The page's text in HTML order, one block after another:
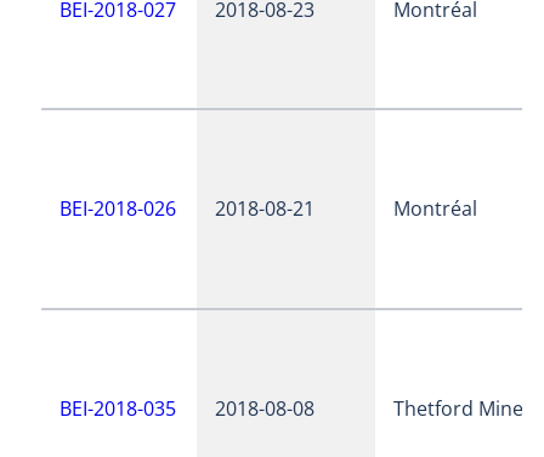
BEI-2018-027 2018-08-23 Montréal
BEI-2018-026 2018-08-21 Montréal
BEI-2018-035 2018-08-08 Thetford Mines